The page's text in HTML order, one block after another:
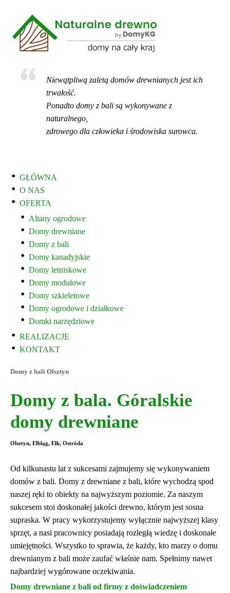
Niewątpliwą zaletą domów drewnianych jest ich
trwałość.
Ponadto domy z bali są wykonywane z
naturalnego,
zdrowego dla człowieka i środowiska surowca.
GŁÓWNA
O NAS
OFERTA
Altany ogrodowe
Domy drewniane
Domy z bali
Domy kanadyjskie
Domy letniskowe
Domy modułowe
Domy szkieletowe
Domy ogrodowe i działkowe
Domki narzędziowe
REALIZACJE
KONTAKT
Domy z bali Olsztyn
Domy z bala. Góralskie
domy drewniane
Olsztyn, Elbląg, Ełk, Ostróda
Od kilkunastu lat z sukcesami zajmujemy się wykonywaniem
domów z bali. Domy z drewniane z bali, które wychodzą spod
naszej ręki to obiekty na najwyższym poziomie. Za naszym
sukcesem stoi doskonałej jakości drewno, którym jest sosna
supraska. W pracy wykorzystujemy wyłącznie najwyższej klasy
sprzęt, a nasi pracownicy posiadają rozległą wiedzę i doskonałe
umiejętności. Wszystko to sprawia, że każdy, kto marzy o domu
drewnianym z bali może zaufać właśnie nam. Spełnimy nawet
najbardziej wygórowane oczekiwania.
Domy drewniane z bali od firmy z doświadczeniem